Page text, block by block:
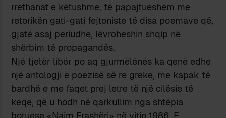
rrethanat e këtushme, të papajtueshëm me
retorikën gati-gati fejtoniste të disa poemave që,
gjatë asaj periudhe, lëvroheshin shqip në
shërbim të propagandës.
Një tjetër libër po aq gjurmëlënës ka qenë edhe
një antologji e poezisë së re greke, me kapak të
bardhë e me faqet prej letre të një cilësie të
keqe, që u hodh në qarkullim nga shtëpia